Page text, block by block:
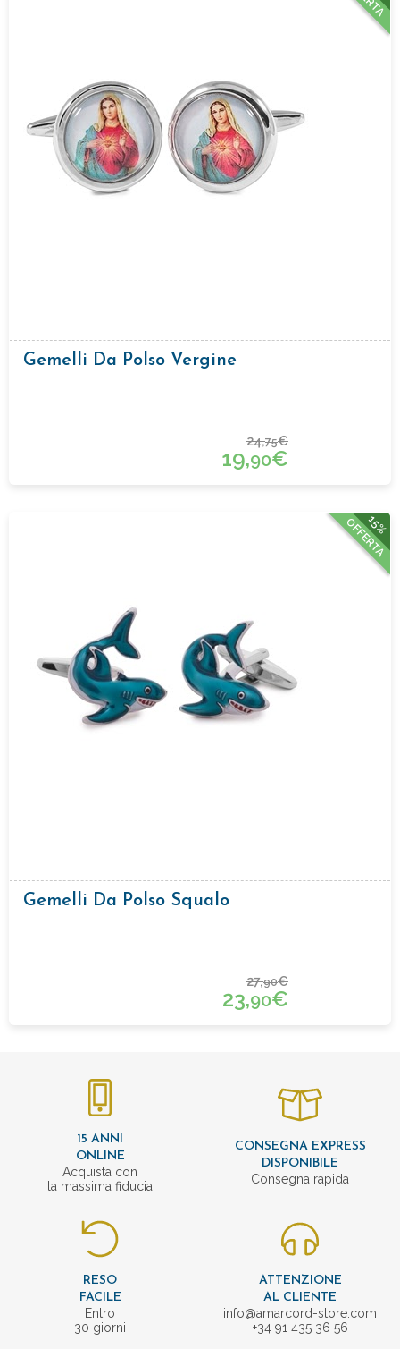
Gemelli Da Polso Vergine
24,75€
19,90€
15%
OFFERTA
Gemelli Da Polso Squalo
27,90€
23,90€
15 ANNI
ONLINE
Acquista con
la massima fiducia
CONSEGNA EXPRESS
DISPONIBILE
Consegna rapida
RESO
FACILE
Entro
30 giorni
ATTENZIONE
AL CLIENTE
info@amarcord-store.com
+34 91 435 36 56